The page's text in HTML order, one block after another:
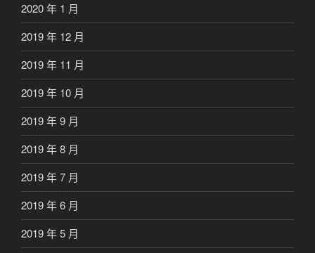
2020 年 1 月
2019 年 12 月
2019 年 11 月
2019 年 10 月
2019 年 9 月
2019 年 8 月
2019 年 7 月
2019 年 6 月
2019 年 5 月